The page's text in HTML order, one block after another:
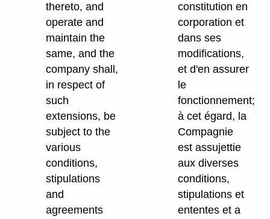
thereto, and
operate and
maintain the
same, and the
company shall,
in respect of
such
extensions, be
subject to the
various
conditions,
stipulations
and
agreements
constitution en
corporation et
dans ses
modifications,
et d'en assurer
le
fonctionnement;
à cet égard, la
Compagnie
est assujettie
aux diverses
conditions,
stipulations et
ententes et a